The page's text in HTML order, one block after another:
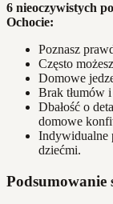
6 nieoczywistych
Ochocie:
Poznasz
Często
Domowe
Brak tłumów
Dbałość o
domowe
Indywidualne
dziećmi.
Podsumowanie